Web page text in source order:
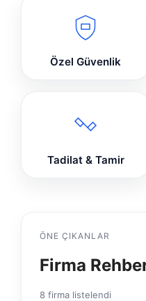
Özel Güvenlik
Tadilat & Tamir
ÖNE ÇIKANLAR
Firma
8 firma listelendi